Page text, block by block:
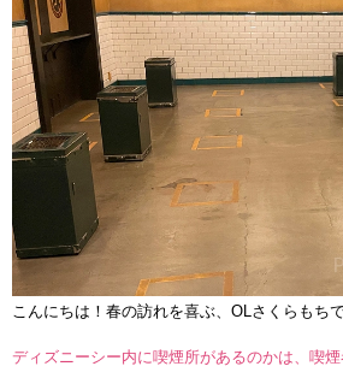
こんにちは！春の訪れを喜ぶ、OLさくらもち
ディズニーシー内に喫煙所があるのかは、喫